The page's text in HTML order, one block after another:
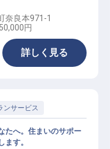
奈良本971-1
円
詳しく見る
ンサービス
たへ。住まいのサポー
ます。